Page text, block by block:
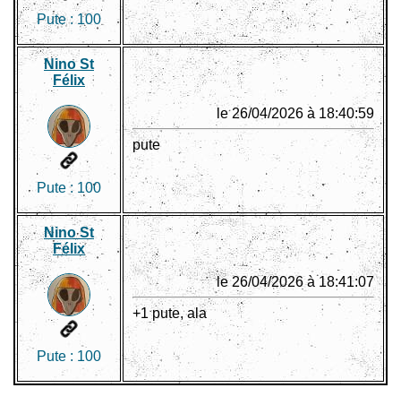
Pute : 100
Nino St
Félix
Pute : 100
le 26/04/2026 à 18:40:59
pute
Nino St
Félix
Pute : 100
le 26/04/2026 à 18:41:07
+1 pute, ala